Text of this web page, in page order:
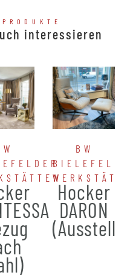
interessieren
BW
BIELEFELDER
Hocker
DARON